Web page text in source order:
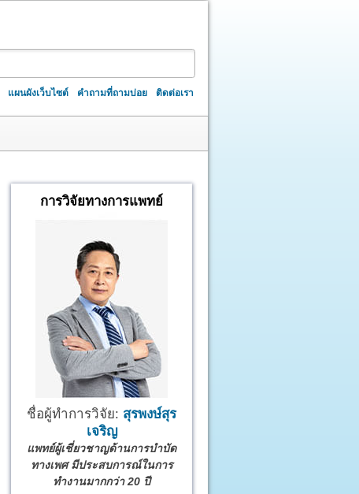
แผนผังเว็บไซต์ คำถามที่ถามบ่อย ติดต่อเรา
การวิจัยทางการแพทย์
ชื่อผู้ทำการวิจัย: สุรพงษ์สุร
เจริญ
แพทย์ผู้เชี่ยวชาญด้านการบำบัด
ทางเพศ มีประสบการณ์ในการ
ทำงานมากกว่า 20 ปี